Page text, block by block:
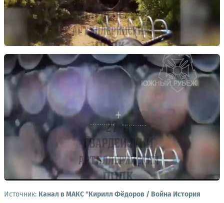
Источник: Канал в МАКС "Кирилл Фёдоров / Война История